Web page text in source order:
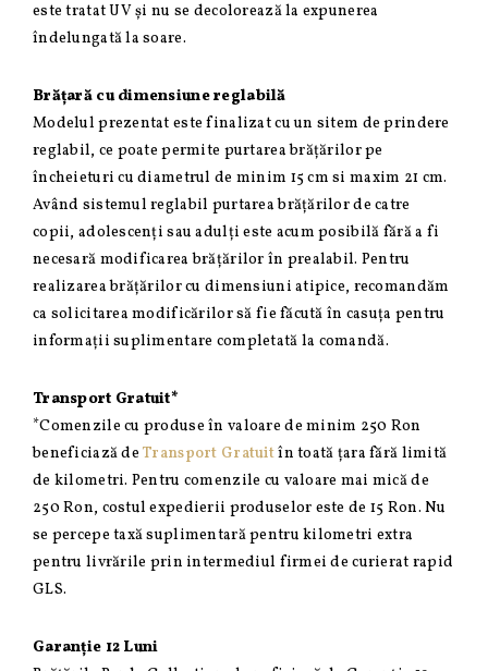
este tratat UV și nu se decolorează la expunerea
îndelungată la soare.
Brățară cu dimensiune reglabilă
Modelul prezentat este finalizat cu un sitem de prindere
reglabil, ce poate permite purtarea brățărilor pe
încheieturi cu diametrul de minim 15 cm si maxim 21 cm.
Având sistemul reglabil purtarea brățărilor de catre
copii, adolescenți sau adulți este acum posibilă fără a fi
necesară modificarea brățărilor în prealabil. Pentru
realizarea brățărilor cu dimensiuni atipice, recomandăm
ca solicitarea modificărilor să fie făcută în casuța pentru
informații suplimentare completată la comandă.
Transport Gratuit*
*Comenzile cu produse în valoare de minim 250 Ron
beneficiază deTransport Gratuitîn toată țara fără limită
de kilometri. Pentru comenzile cu valoare mai mică de
250 Ron, costul expedierii produselor este de 15 Ron. Nu
se percepe taxă suplimentară pentru kilometri extra
pentru livrările prin intermediul firmei de curierat rapid
GLS.
Garanție 12 Luni